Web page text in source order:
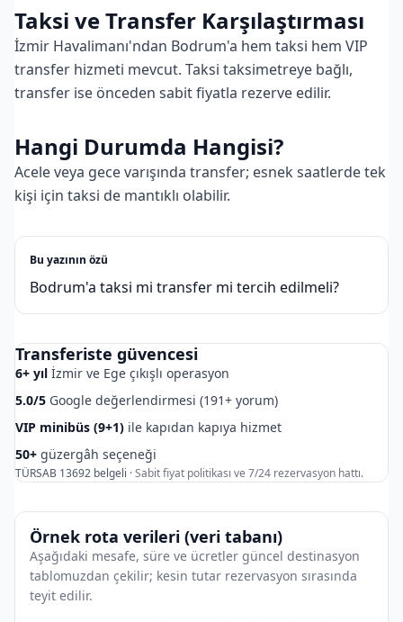
Taksi ve Transfer Karşılaştırması
İzmir Havalimanı'ndan Bodrum'a hem taksi hem VIP
transfer hizmeti mevcut. Taksi taksimetreye bağlı,
transfer ise önceden sabit fiyatla rezerve edilir.
Hangi Durumda Hangisi?
Acele veya gece varışında transfer; esnek saatlerde tek
kişi için taksi de mantıklı olabilir.
Bu yazının özü
Bodrum'a taksi mi transfer mi tercih edilmeli?
Transferiste güvencesi
6+ yıl İzmir ve Ege çıkışlı operasyon
5.0/5 Google değerlendirmesi (191+ yorum)
VIP minibüs (9+1) ile kapıdan kapıya hizmet
50+ güzergâh seçeneği
TÜRSAB 13692 belgeli ·Sabit fiyat politikası ve 7/24 rezervasyon hattı.
Örnek rota verileri (veri tabanı)
Aşağıdaki mesafe, süre ve ücretler güncel destinasyon
tablomuzdan çekilir; kesin tutar rezervasyon sırasında
teyit edilir.